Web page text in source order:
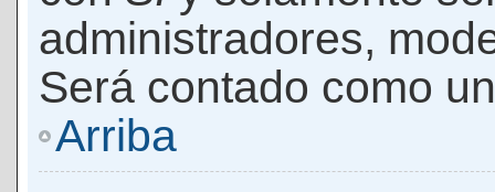
administradores,
Será contado como
Arriba